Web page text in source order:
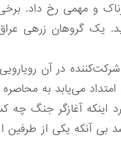
و مهمی رخ داد.
یک گروهان زرهی
شرکت‌کننده در آن
می‌یابد به
اینکه آغازگر جنگ چه
بی آنکه یکی از